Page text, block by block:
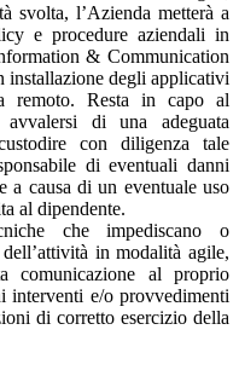
svolta, l’Azienda metterà a
e procedure aziendali in
& Communication
degli applicativi
remoto. Resta in capo al
di una adeguata
con diligenza tale
di eventuali danni
a causa di un eventuale uso
al dipendente.
che impediscano o
in modalità agile,
comunicazione al proprio
interventi e/o provvedimenti
di corretto esercizio della